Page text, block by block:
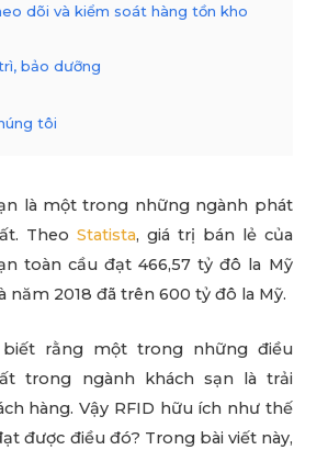
dõi và kiểm soát hàng tồn kho
bảo dưỡng
tôi
là một trong những ngành phát
TheoStatista, giá trị bán lẻ của
toàn cầu đạt 466,57 tỷ đô la Mỹ
năm 2018 đã trên 600 tỷ đô la Mỹ.
rằng một trong những điều
trong ngành khách sạn là trải
hàng. Vậy RFID hữu ích như thế
được điều đó? Trong bài viết này,